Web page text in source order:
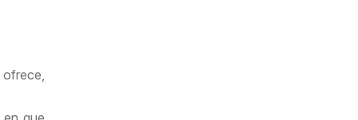
ofrece,